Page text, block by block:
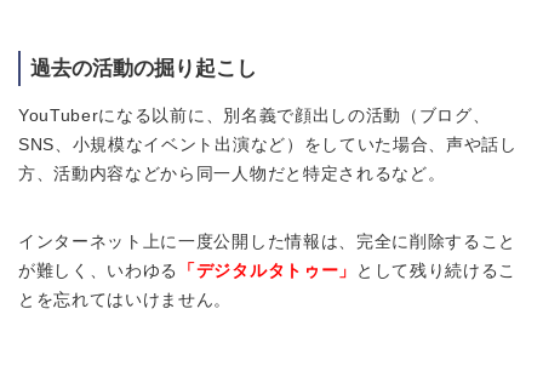
過去の活動の掘り起こし
YouTuberになる以前に、別名義で顔出しの活動（ブログ、
SNS、小規模なイベント出演など）をしていた場合、声や話し
方、活動内容などから同一人物だと特定されるなど。
インターネット上に一度公開した情報は、完全に削除すること
が難しく、いわゆる
「デジタルタトゥー」
として残り続けるこ
とを忘れてはいけません。